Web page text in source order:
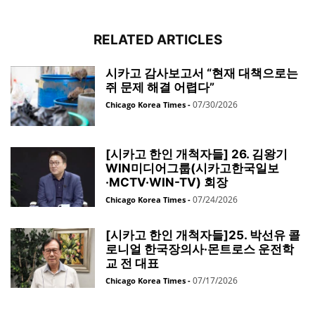
RELATED ARTICLES
시카고 감사보고서 “현재 대책으로는
쥐 문제 해결 어렵다”
Chicago Korea Times - 07/30/2026
[시카고 한인 개척자들] 26. 김왕기
WIN미디어그룹(시카고한국일보
·MCTV·WIN-TV) 회장
Chicago Korea Times - 07/24/2026
[시카고 한인 개척자들]25. 박선유 콜
로니얼 한국장의사·몬트로스 운전학
교 전 대표
Chicago Korea Times - 07/17/2026